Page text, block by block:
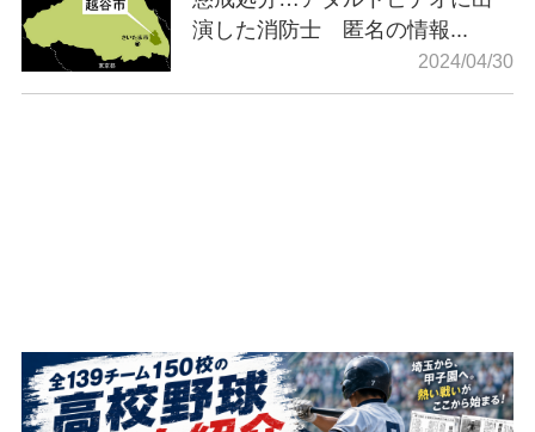
演した消防士 匿名の情報...
2024/04/30